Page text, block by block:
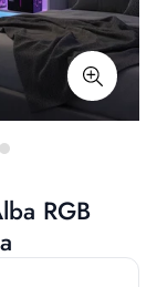
RGB